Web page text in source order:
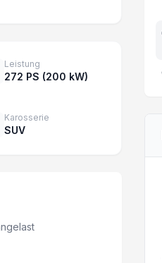
Leistung
272 PS (200 kW)
Karosserie
SUV